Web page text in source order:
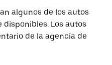
algunos de los autos
Los autos
de la agencia de